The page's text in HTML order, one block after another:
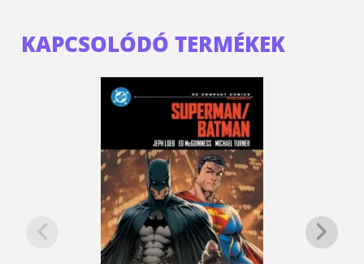
KAPCSOLÓDÓ TERMÉKEK